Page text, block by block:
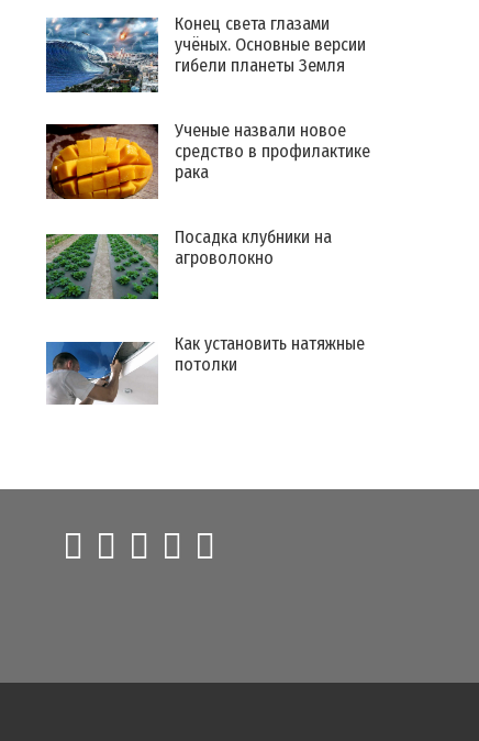
Конец света глазами
учёных. Основные версии
гибели планеты Земля
​Ученые назвали новое
средство в профилактике
рака
Посадка клубники на
агроволокно
Как установить натяжные
потолки